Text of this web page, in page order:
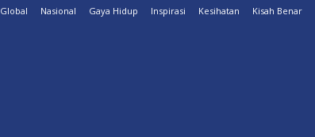
Global Nasional Gaya Hidup Inspirasi Kesihatan Kisah Benar